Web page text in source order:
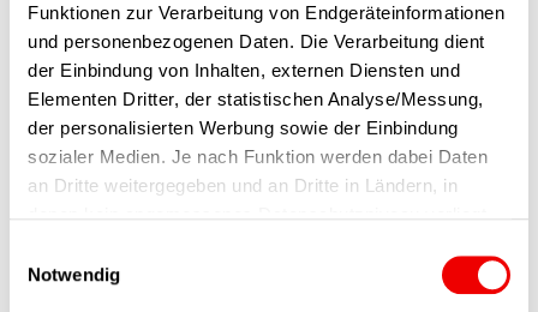
Funktionen zur Verarbeitung von Endgeräteinformationen
und personenbezogenen Daten. Die Verarbeitung dient
der Einbindung von Inhalten, externen Diensten und
Elementen Dritter, der statistischen Analyse/Messung,
der personalisierten Werbung sowie der Einbindung
sozialer Medien. Je nach Funktion werden dabei Daten
an Dritte weitergegeben und an Dritte in Ländern, in
Einwilligung ist stets freiwillig, für die Nutzung unserer
Website nicht erforderlich und kann jederzeit auf unserer
Notwendig
Hier kannst Du uns persönlich
treffen
Mehr erfahren
OVERVIEW